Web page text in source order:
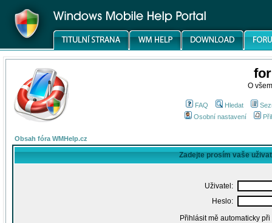
O
FAQ Hledat
Osobní nastavení
Obsah fóra WMHelp.cz
Zadejte prosím vaše
Uživatel:
Heslo:
Přihlásit mě automaticky